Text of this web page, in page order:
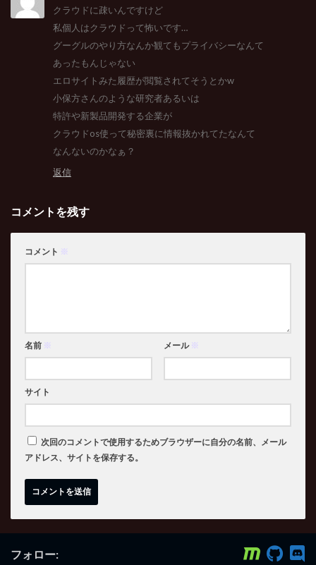
クラウドに疎いんですけど
私個人はクラウドって怖いです…
グーグルのやり方なんか観てもプライバシーなんて
あったもんじゃない
エロサイトみた履歴が閲覧されてそうとかw
小保方さんのような研究者あるいは
特許や新製品開発する企業が
クラウドos使って秘密裏に情報抜かれてたなんて
なんないのかなぁ？
返信
コメントを残す
コメント ※
名前 ※ メール ※
サイト
次回のコメントで使用するためブラウザーに自分の名前、メール
アドレス、サイトを保存する。
フォロー: